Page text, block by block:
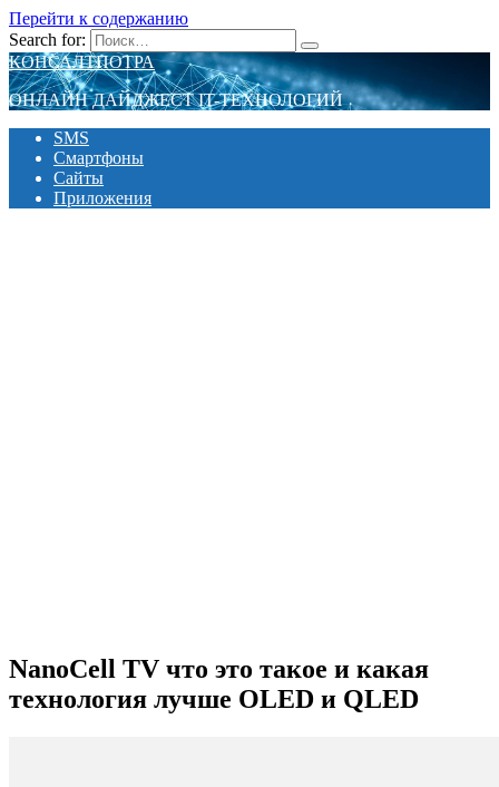
Перейти к содержанию
Search for:
КОНСАЛТПОТРА
ОНЛАЙН ДАЙДЖЕСТ IT-ТЕХНОЛОГИЙ
SMS
Смартфоны
Сайты
Приложения
NanoCell TV что это такое и какая
технология лучше OLED и QLED